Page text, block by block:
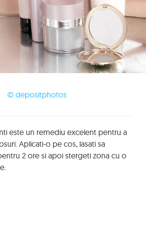
© depositphotos
este un remediu excelent pentru a
Aplicati-o pe cos, lasati sa
2 ore si apoi stergeti zona cu o